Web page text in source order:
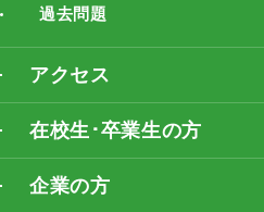
過去問題
アクセス
在校生･卒業生の方
企業の方